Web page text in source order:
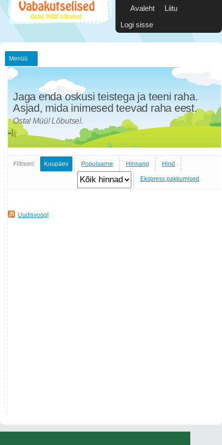
Avaleht
Liitu
Logi sisse
Menüü
Jaga enda oskusi teistega ja teeni raha.
Asjad, mida inimesed teevad raha eest.
Osta! Müü! Lõbutse!.
Filtreeri: Kuupäev Populaarne Hinnang Hind
Ekspress pakkumised
Uudisvoog!